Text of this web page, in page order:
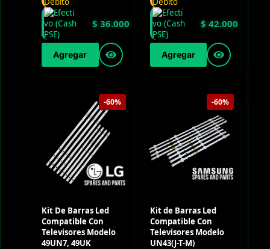
$ 36.000
Agregar
$ 42.000
Agregar
-60%
Kit De Barras Led
Compatible Con
Televisores Modelo
49UN7, 49UK
-60%
Kit de Barras Led
Compatible Con
Televisores Modelo
UN43(J-T-M)